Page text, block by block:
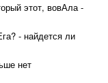
этот, вовАла -
- найдется ли
нет